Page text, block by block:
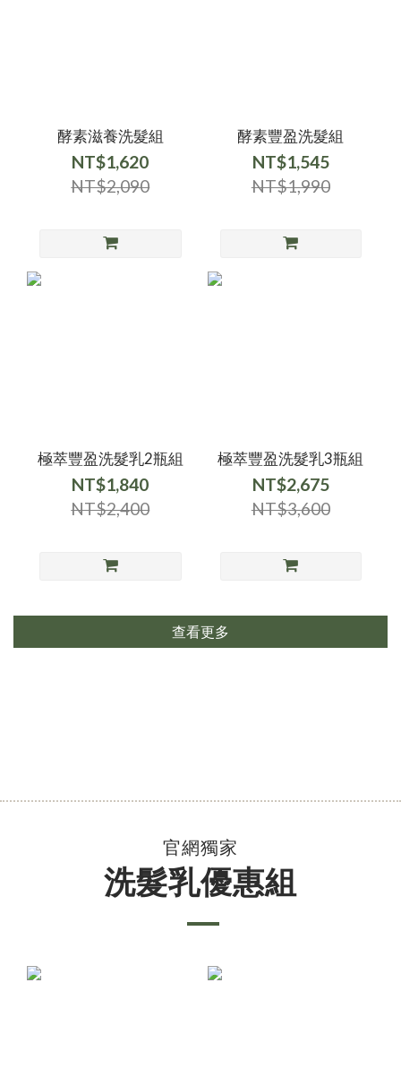
酵素滋養洗髮組
NT$1,620
NT$2,090
酵素豐盈洗髮組
NT$1,545
NT$1,990
極萃豐盈洗髮乳2瓶組
NT$1,840
NT$2,400
極萃豐盈洗髮乳3瓶組
NT$2,675
NT$3,600
查看更多
官網獨家
洗髮乳優惠組